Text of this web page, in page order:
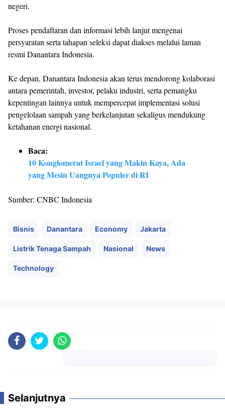
negeri.
Proses pendaftaran dan informasi lebih lanjut mengenai
persyaratan serta tahapan seleksi dapat diakses melalui laman
resmi Danantara Indonesia.
Ke depan, Danantara Indonesia akan terus mendorong kolaborasi
antara pemerintah, investor, pelaku industri, serta pemangku
kepentingan lainnya untuk mempercepat implementasi solusi
pengelolaan sampah yang berkelanjutan sekaligus mendukung
ketahanan energi nasional.
Baca:
10 Konglomerat Israel yang Makin Kaya, Ada
yang Mesin Uangnya Populer di RI
Sumber: CNBC Indonesia
Bisnis Danantara Economy Jakarta
Listrik Tenaga Sampah Nasional News
Technology
Selanjutnya